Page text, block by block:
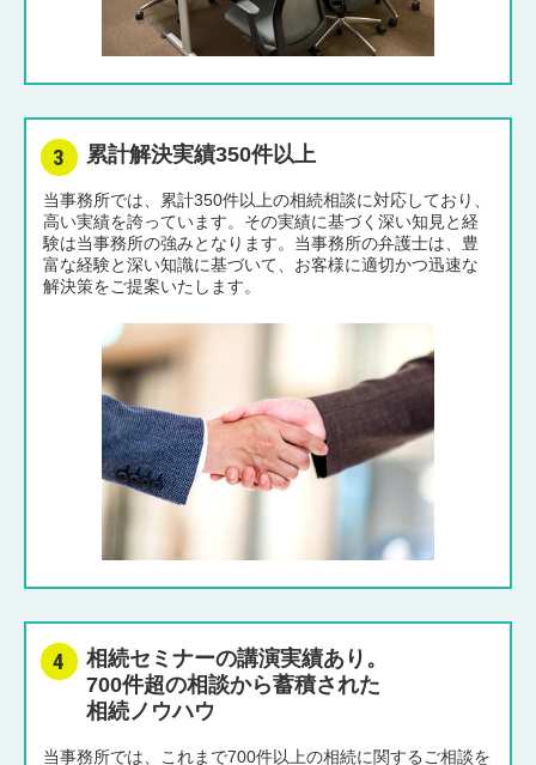
累計解決実績350件以上
当事務所では、累計350件以上の相続相談に対応しており、
高い実績を誇っています。その実績に基づく深い知見と経
験は当事務所の強みとなります。当事務所の弁護士は、豊
富な経験と深い知識に基づいて、お客様に適切かつ迅速な
解決策をご提案いたします。
相続セミナーの講演実績あり。
700件超の相談から蓄積された
相続ノウハウ
当事務所では、これまで700件以上の相続に関するご相談を